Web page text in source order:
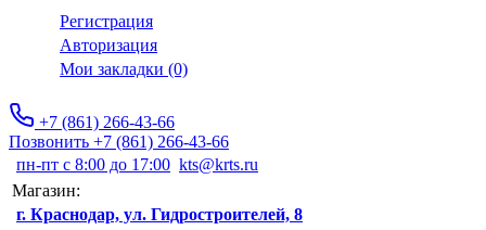
Регистрация
Авторизация
Мои закладки (0)
+7 (861) 266-43-66
Позвонить +7 (861) 266-43-66
пн-пт с 8:00 до 17:00 kts@krts.ru
Магазин:
г. Краснодар, ул. Гидростроителей, 8